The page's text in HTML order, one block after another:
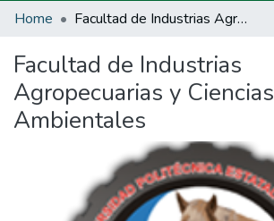
Communities & Collections
Statistics
Estadísticas Externas
Manuales
Home Facultad de Industrias Agropecuarias y Ciencias Ambientales
Facultad de Industrias
Agropecuarias y Ciencias
Ambientales